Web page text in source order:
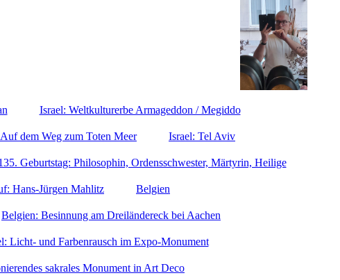
Israel: Weltkulturerbe Armageddon / Megiddo
dem Weg zum Toten Meer Israel: Tel Aviv
Geburtstag: Philosophin, Ordensschwester, Märtyrin, Heilige
Hans-Jürgen Mahlitz Belgien
Belgien: Besinnung am Dreiländereck bei Aachen
Licht- und Farbenrausch im Expo-Monument
sakrales Monument in Art Deco